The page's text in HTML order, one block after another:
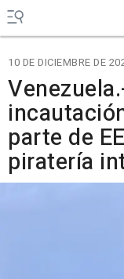
10 DE DICIEMBRE DE
parte de
piratería